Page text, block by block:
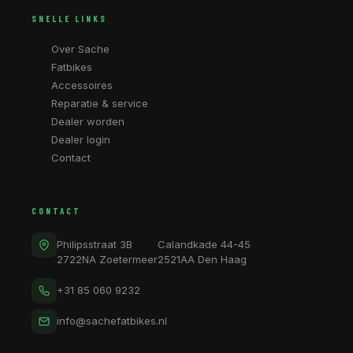
SNELLE LINKS
Over Sache
Fatbikes
Accessoires
Reparatie & service
Dealer worden
Dealer login
Contact
CONTACT
Philipsstraat 3B
2722NA Zoetermeer
Calandkade 44-45
2521AA Den Haag
+31 85 060 9232
info@sachefatbikes.nl